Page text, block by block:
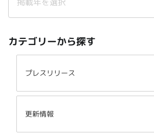
カテゴリーから探す
プレスリリース
更新情報